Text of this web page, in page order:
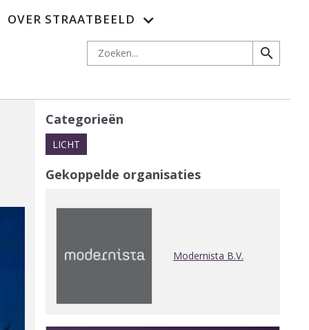
Zoeken
search
OVER STRAATBEELD
Categorieën
LICHT
Gekoppelde organisaties
Modernista B.V.